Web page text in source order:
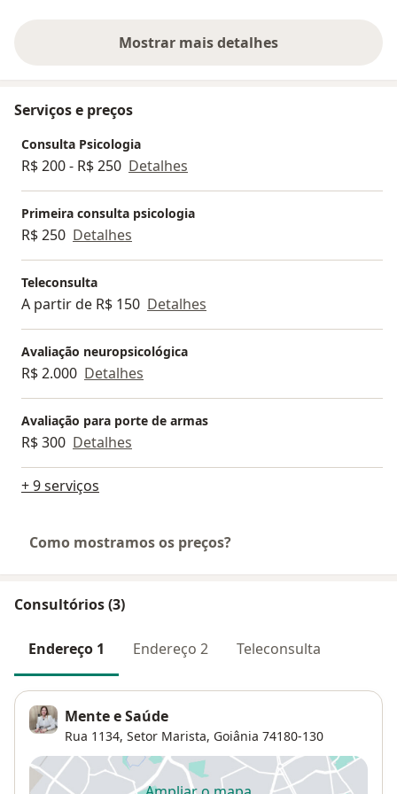
Mostrar mais detalhes
sobre a experiência
Serviços e preços
Consulta Psicologia
R$ 200 - R$ 250 Detalhes
Primeira consulta psicologia
R$ 250 Detalhes
Teleconsulta
A partir de R$ 150 Detalhes
Avaliação neuropsicológica
R$ 2.000 Detalhes
Avaliação para porte de armas
R$ 300 Detalhes
+ 9 serviços
Como mostramos os preços?
Consultórios (3)
Endereço 1 Endereço 2 Teleconsulta
Mente e Saúde
Rua 1134, Setor Marista, Goiânia 74180-130